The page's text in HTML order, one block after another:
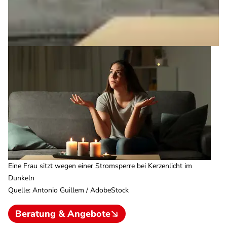
Eine Frau sitzt wegen einer Stromsperre bei Kerzenlicht im
Dunkeln
Quelle: Antonio Guillem / AdobeStock
Beratung & Angebote